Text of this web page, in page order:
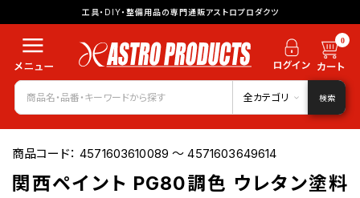
工具・DIY・整備用品の専門通販アストロプロダクツ
0
全カテゴリ 検索
商品コード：4571603610089 ～ 4571603649614
関西ペイント PG80調色 ウレタン塗料